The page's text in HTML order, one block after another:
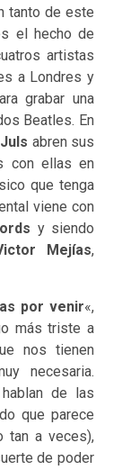
tanto de este
el hecho de
artistas
a Londres y
grabar una
Beatles. En
abren sus
con ellas en
que tenga
viene con
y siendo
Mejías,
por venir«,
más triste a
nos tienen
necesaria.
de las
que parece
tan a veces),
de poder